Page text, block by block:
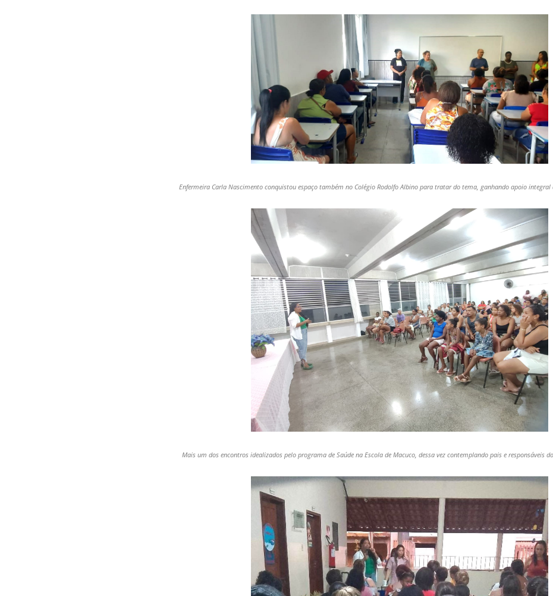
Enfermeira Carla Nascimento conquistou espaço também no Colégio Rodolfo Albino para tratar do tema, ganhando apoio integral
Mais um dos encontros idealizados pelo programa de Saúde na Escola de Macuco, dessa vez contemplando pais e responsáveis